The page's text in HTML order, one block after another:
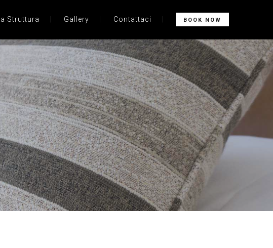
La Struttura Gallery Contattaci BOOK NOW